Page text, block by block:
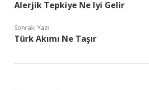
Alerjik Tepkiye Ne Iyi Gelir
Sonraki Yazı
Türk Akımı Ne Taşır